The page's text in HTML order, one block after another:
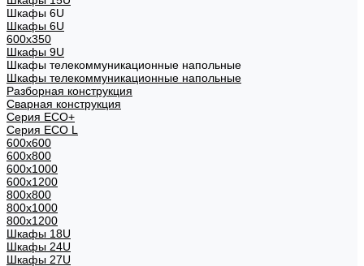
Шкафы 6U
Шкафы 6U
600x350
Шкафы 9U
Шкафы телекоммуникационные напольные
Шкафы телекоммуникационные напольные
Разборная конструкция
Сварная конструкция
Серия ECO+
Серия ECO L
600x600
600x800
600х1000
600х1200
800x800
800х1000
800х1200
Шкафы 18U
Шкафы 24U
Шкафы 27U